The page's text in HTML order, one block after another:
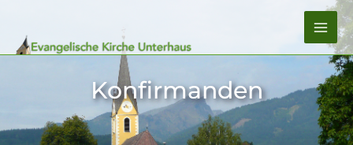
springen
Konfirmanden